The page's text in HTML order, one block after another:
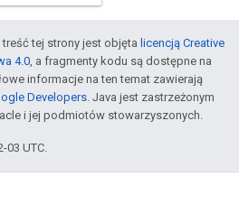
tej strony jest objęta licencją Creative
4.0, a fragmenty kodu są dostępne na
informacje na ten temat zawierają
Developers. Java jest zastrzeżonym
i jej podmiotów stowarzyszonych.
03 UTC.